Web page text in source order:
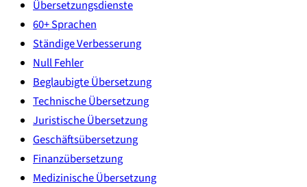
Übersetzungsdienste
60+ Sprachen
Ständige Verbesserung
Null Fehler
Beglaubigte Übersetzung
Technische Übersetzung
Juristische Übersetzung
Geschäftsübersetzung
Finanzübersetzung
Medizinische Übersetzung